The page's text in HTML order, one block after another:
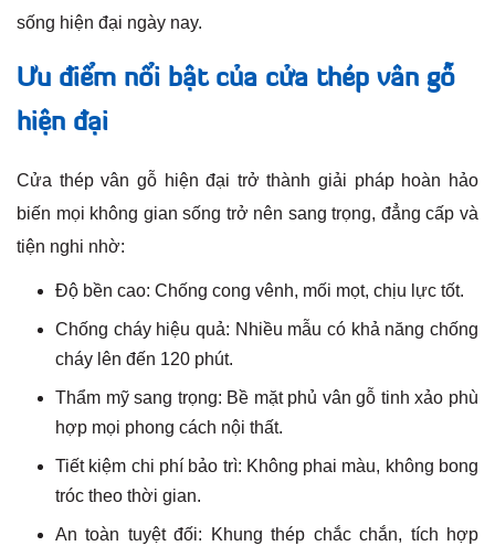
sống hiện đại ngày nay.
Ưu điểm nổi bật của cửa thép vân gỗ
hiện đại
Cửa thép vân gỗ hiện đại trở thành giải pháp hoàn hảo
biến mọi không gian sống trở nên sang trọng, đẳng cấp và
tiện nghi nhờ:
Độ bền cao: Chống cong vênh, mối mọt, chịu lực tốt.
Chống cháy hiệu quả: Nhiều mẫu có khả năng chống
cháy lên đến 120 phút.
Thẩm mỹ sang trọng: Bề mặt phủ vân gỗ tinh xảo phù
hợp mọi phong cách nội thất.
Tiết kiệm chi phí bảo trì: Không phai màu, không bong
tróc theo thời gian.
An toàn tuyệt đối: Khung thép chắc chắn, tích hợp